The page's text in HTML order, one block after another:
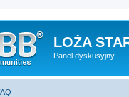
LOŻA
Panel dyskusyjny